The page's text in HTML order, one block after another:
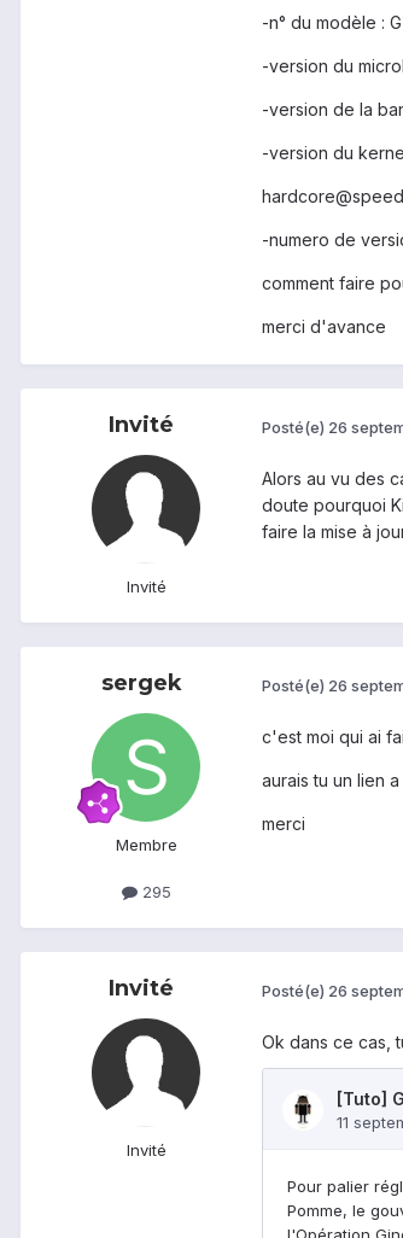
-n° du modèle :
-version du
-version de la
-version du
-numero de
comment faire
merci d'avance
Invité
Invité
Posté(e) 26
Alors au vu des
doute pourquoi
faire la mise à
sergek
Membre
295
Posté(e) 26
c'est moi qui ai
aurais tu un lien
merci
Invité
Invité
Posté(e) 26
Ok dans ce cas,